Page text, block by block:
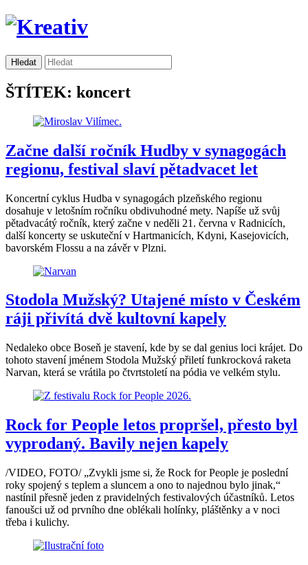
ŠTÍTEK: koncert
Začne další ročník Hudby v synagogách
regionu, festival slaví pětadvacet let
Koncertní cyklus Hudba v synagogách plzeňského regionu
dosahuje v letošním ročníku obdivuhodné mety. Napíše už svůj
pětadvacátý ročník, který začne v neděli 21. června v Radnicích,
další koncerty se uskuteční v Hartmanicích, Kdyni, Kasejovicích,
bavorském Flossu a na závěr v Plzni.
Stodola Mužský? Utajené místo v Českém
ráji přivítá dvě kultovní kapely
Nedaleko obce Boseň je stavení, kde by se dal genius loci krájet. Do
tohoto stavení jménem Stodola Mužský přiletí funkrocková raketa
Narvan, která se vrátila po čtvrtstoletí na pódia ve velkém stylu.
Rock for People letos propršel, přesto byl
vyprodaný. Bavily nejen kapely
/VIDEO, FOTO/ „Zvykli jsme si, že Rock for People je poslední
roky spojený s teplem a sluncem a ono to najednou bylo jinak,“
nastínil přesně jeden z pravidelných festivalových účastníků. Letos
fanoušci už od prvního dne oblékali holínky, pláštěnky a v noci
třeba i kulichy.